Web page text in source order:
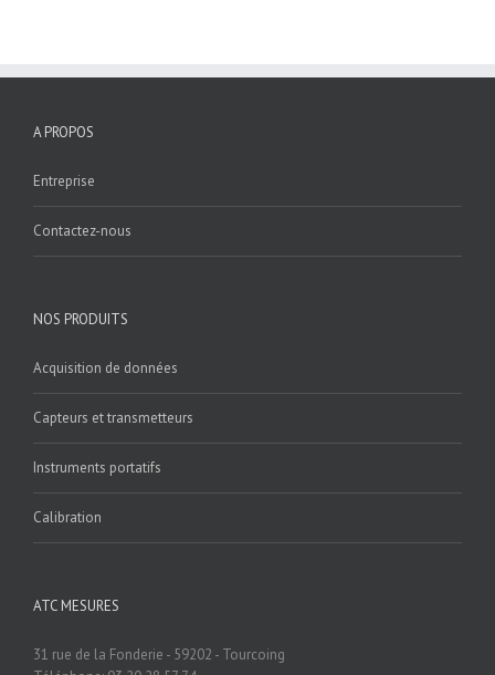
A PROPOS
Entreprise
Contactez-nous
NOS PRODUITS
Acquisition de données
Capteurs et transmetteurs
Instruments portatifs
Calibration
ATC MESURES
31 rue de la Fonderie - 59202 - Tourcoing